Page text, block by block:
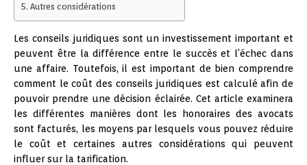
Autres considérations
Les conseils juridiques sont un investissement important et
peuvent être la différence entre le succès et l’échec dans
une affaire. Toutefois, il est important de bien comprendre
comment le coût des conseils juridiques est calculé afin de
pouvoir prendre une décision éclairée. Cet article examinera
les différentes manières dont les honoraires des avocats
sont facturés, les moyens par lesquels vous pouvez réduire
le coût et certaines autres considérations qui peuvent
influer sur la tarification.